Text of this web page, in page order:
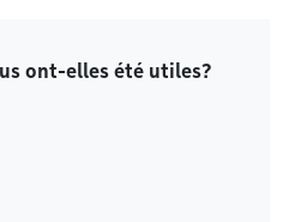
ont-elles été utiles?